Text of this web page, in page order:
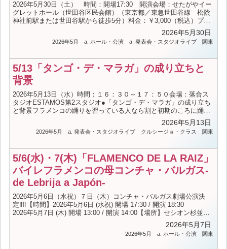
2026年5月30日（土） 時間：開場17:30 開演会場：せたがやイー
グレットホール（世田谷区民会館）（東京都／東急世田谷線 松陰
神社前駅または世田谷駅から徒歩5分）料金：￥3,000（税込）プレ
イガイド：カンフェティ電話受付 050-3092-0051（平日10:00～
17:00）出演者：B＝鍵田真由美・佐藤浩希フラメンコスタジオ生徒
一同C＝マヌエル・デ・ラ・マレーナ、中里眞央、関祐三子G＝アン
------------ARTE Y SOLERA 制作 小玉隆司電話番号：0354530...
（続きを読む）
2026年5月30日
2026年5月 a. ホール・公演 a. 発表会・スタジオライブ 関東
5/13「タンゴ・デ・マラガ」の成り立ちと
背景
2026年5月13日（水）時間：１６：３０～１７：５０会場：落合ス
タジオESTAMOS第2スタジオ●「タンゴ・デ・マラガ」の成り立ち
と背景フラメンコの踊りを習っている人なら割と初期のころに踊る
ことが多パロの一つですが、その歌詞の意味（意味を知っていて
も、何故その歌詞なのか）や成り立ちを解説と共に少し唄を踊って
みるクラスです。価格：￥4,400（税込）曲の成り立ちを知って踊る
なく、シンプルなマルカヘとレマーテだけで唄を踊り繋いでいきま
す。レベル不問です。-----------------------お問合せ---------------...（続き
を読む）
2026年5月13日
2026年5月 a. 発表会・スタジオライブ クルシージョ・クラス 関東
5/6(水)・7(木)「FLAMENCO DE LA RAIZ」
バイレフラメンコの母コンチャ・バルガス-
de Lebrija a Japón-
2026年5月6日（水祝）７日（木）コンチャ・バルガス劇場公演決
定‼‼【時間】2026年5月6日 (水祝) 開場 17:30 / 開演 18:30
2026年5月7日 (木) 開場 13:00 / 開演 14:00【場所】セシオン杉並
【出演】唄：エスペランサ・フェルナンデス、ホセ・バレンシ
ア ギター：ミゲル・イグレシアス、クーロ・バルガ
ス 踊り：コンチャ・バルガス、ミゲル・アンヘル・エレデ
2026年5月7日
2026年5月 a. ホール・公演 関東